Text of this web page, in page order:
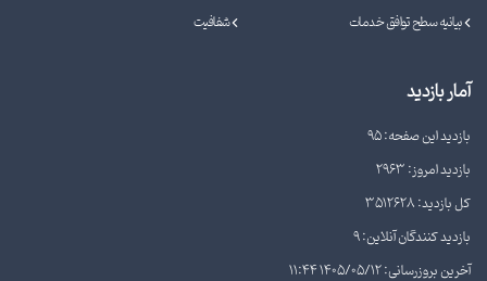
بیانیه سطح توافق خدمات
شفافیت
آمار بازدید
بازدید این صفحه: 95
بازدید امروز: 2963
کل بازدید: 3512628
بازدید کنندگان آنلاین: 9
آخرین بروزرسانی: 1405/05/12 11:44